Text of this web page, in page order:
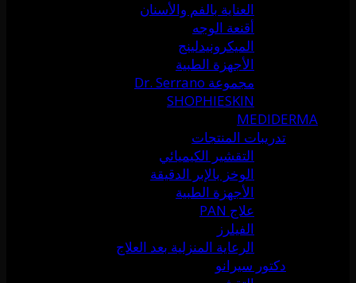
العناية بالفم والأسنان
أقنعة الوجه
الميكرونيدلينج
الأجهزة الطبية
مجموعة Dr. Serrano
SHOPHIESKIN
MEDIDERMA
تدريبات المنتجات
التقشير الكيميائي
الوخز بالإبر الدقيقة
الأجهزة الطبية
علاج PAN
الفيلرز
الرعاية المنزلية بعد العلاج
دكتور سيرانو